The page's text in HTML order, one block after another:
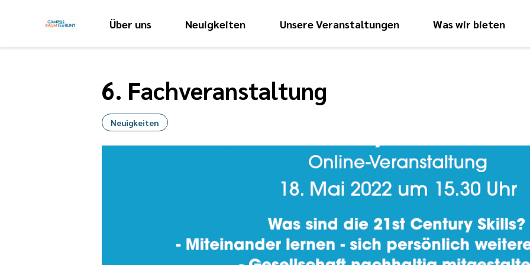
Über uns Neuigkeiten Unsere Veranstaltungen Was wir bieten
6. Fachveranstaltung
Neuigkeiten